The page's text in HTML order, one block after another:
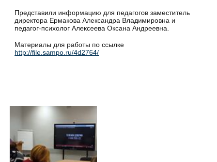
Представили информацию для педагогов заместитель
директора Ермакова Александра Владимировна и
педагог-психолог Алексеева Оксана Андреевна.
Материалы для работы по ссылке
http://file.sampo.ru/4d2764/